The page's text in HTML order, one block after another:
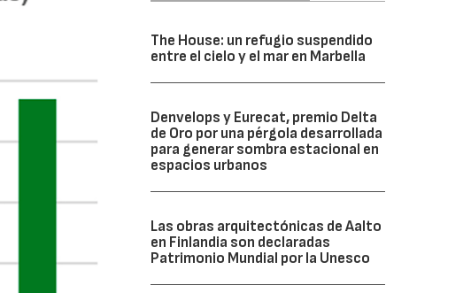
The House: un refugio suspendido
entre el cielo y el mar en Marbella
Denvelops y Eurecat, premio Delta
de Oro por una pérgola desarrollada
para generar sombra estacional en
espacios urbanos
Las obras arquitectónicas de Aalto
en Finlandia son declaradas
Patrimonio Mundial por la Unesco